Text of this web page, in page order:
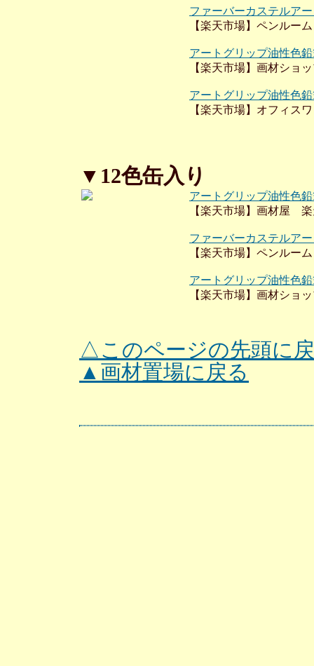
ファーバーカステルア
【楽天市場】ペンルーム
アートグリップ油性色
【楽天市場】画材ショ
アートグリップ油性色
【楽天市場】オフィス
▼12色缶入り
アートグリップ油性色
【楽天市場】画材屋
ファーバーカステルア
【楽天市場】ペンルーム
アートグリップ油性色
【楽天市場】画材ショ
△このページの先頭に
▲画材置場に戻る